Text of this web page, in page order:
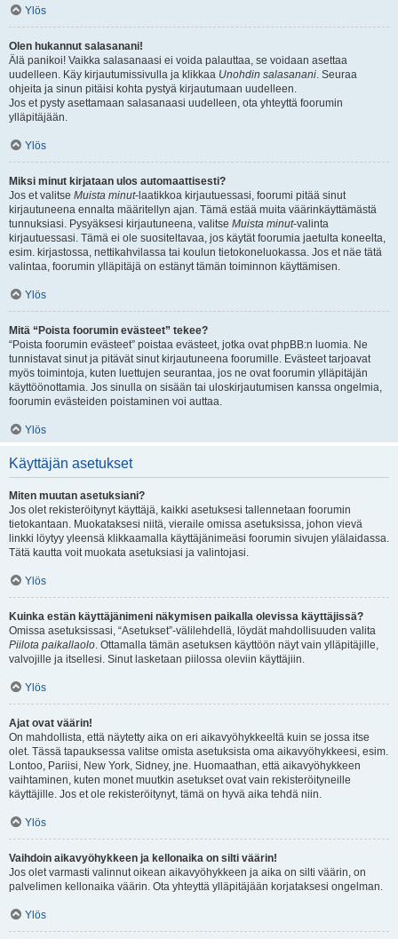
Ylös
Olen hukannut salasanani!
Älä panikoi! Vaikka salasanaasi ei voida palauttaa, se voidaan asettaa
uudelleen. Käy kirjautumissivulla ja klikkaa Unohdin salasanani. Seuraa
ohjeita ja sinun pitäisi kohta pystyä kirjautumaan uudelleen.
Jos et pysty asettamaan salasanaasi uudelleen, ota yhteyttä foorumin
ylläpitäjään.
Ylös
Miksi minut kirjataan ulos automaattisesti?
Jos et valitse Muista minut-laatikkoa kirjautuessasi, foorumi pitää sinut
kirjautuneena ennalta määritellyn ajan. Tämä estää muita väärinkäyttämästä
tunnuksiasi. Pysyäksesi kirjautuneena, valitse Muista minut-valinta
kirjautuessasi. Tämä ei ole suositeltavaa, jos käytät foorumia jaetulta koneelta,
esim. kirjastossa, nettikahvilassa tai koulun tietokoneluokassa. Jos et näe tätä
valintaa, foorumin ylläpitäjä on estänyt tämän toiminnon käyttämisen.
Ylös
Mitä “Poista foorumin evästeet” tekee?
“Poista foorumin evästeet” poistaa evästeet, jotka ovat phpBB:n luomia. Ne
tunnistavat sinut ja pitävät sinut kirjautuneena foorumille. Evästeet tarjoavat
myös toimintoja, kuten luettujen seurantaa, jos ne ovat foorumin ylläpitäjän
käyttöönottamia. Jos sinulla on sisään tai uloskirjautumisen kanssa ongelmia,
foorumin evästeiden poistaminen voi auttaa.
Ylös
Käyttäjän asetukset
Miten muutan asetuksiani?
Jos olet rekisteröitynyt käyttäjä, kaikki asetuksesi tallennetaan foorumin
tietokantaan. Muokataksesi niitä, vieraile omissa asetuksissa, johon vievä
linkki löytyy yleensä klikkaamalla käyttäjänimeäsi foorumin sivujen ylälaidassa.
Tätä kautta voit muokata asetuksiasi ja valintojasi.
Ylös
Kuinka estän käyttäjänimeni näkymisen paikalla olevissa käyttäjissä?
Omissa asetuksissasi, “Asetukset”-välilehdellä, löydät mahdollisuuden valita
Piilota paikallaolo. Ottamalla tämän asetuksen käyttöön näyt vain ylläpitäjille,
valvojille ja itsellesi. Sinut lasketaan piilossa oleviin käyttäjiin.
Ylös
Ajat ovat väärin!
On mahdollista, että näytetty aika on eri aikavyöhykkeeltä kuin se jossa itse
olet. Tässä tapauksessa valitse omista asetuksista oma aikavyöhykkeesi, esim.
Lontoo, Pariisi, New York, Sidney, jne. Huomaathan, että aikavyöhykkeen
vaihtaminen, kuten monet muutkin asetukset ovat vain rekisteröityneille
käyttäjille. Jos et ole rekisteröitynyt, tämä on hyvä aika tehdä niin.
Ylös
Vaihdoin aikavyöhykkeen ja kellonaika on silti väärin!
Jos olet varmasti valinnut oikean aikavyöhykkeen ja aika on silti väärin, on
palvelimen kellonaika väärin. Ota yhteyttä ylläpitäjään korjataksesi ongelman.
Ylös